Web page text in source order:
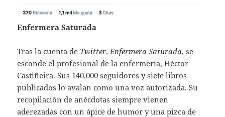
Enfermera Saturada
Tras la cuenta de Twitter, Enfermera Saturada, se
esconde el profesional de la enfermería, Héctor
Castiñeira. Sus 140.000 seguidores y siete libros
publicados lo avalan como una voz autorizada. Su
recopilación de anécdotas siempre vienen
aderezadas con un ápice de humor y una pizca de